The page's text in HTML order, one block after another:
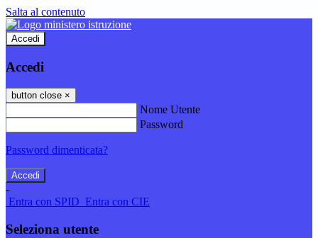
Salta al contenuto
Accedi
Accedi
button close ×
Nome Utente
Password
Password dimenticata?
-
Entra con SPID Entra con CIE
Seleziona utente